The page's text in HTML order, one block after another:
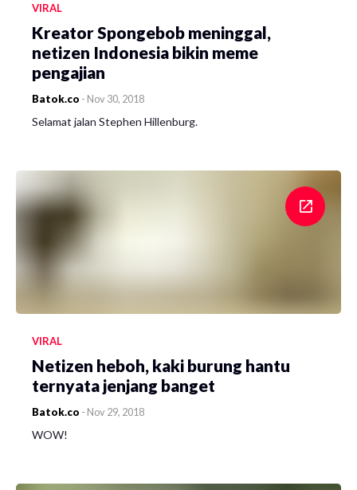
VIRAL
Kreator Spongebob meninggal,
netizen Indonesia bikin meme
pengajian
Batok.co - Nov 30, 2018
Selamat jalan Stephen Hillenburg.
VIRAL
Netizen heboh, kaki burung hantu
ternyata jenjang banget
Batok.co - Nov 29, 2018
WOW!